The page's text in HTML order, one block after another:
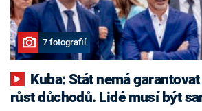
7 fotografií
růst důchodů. Lidé musí být